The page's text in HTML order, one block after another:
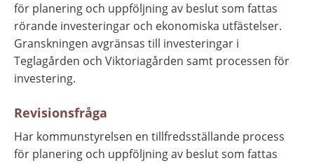
för planering och uppföljning av beslut som fattas
rörande investeringar och ekonomiska utfästelser.
Granskningen avgränsas till investeringar i
Teglagården och Viktoriagården samt processen för
investering.
Revisionsfråga
Har kommunstyrelsen en tillfredsställande process
för planering och uppföljning av beslut som fattas